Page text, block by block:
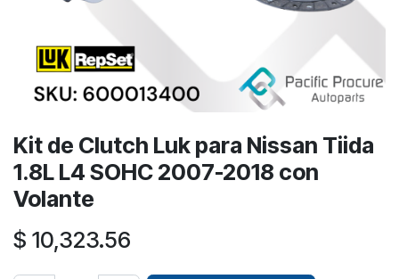
Kit de Clutch Luk para Nissan Tiida
1.8L L4 SOHC 2007-2018 con
Volante
$ 10,323.56